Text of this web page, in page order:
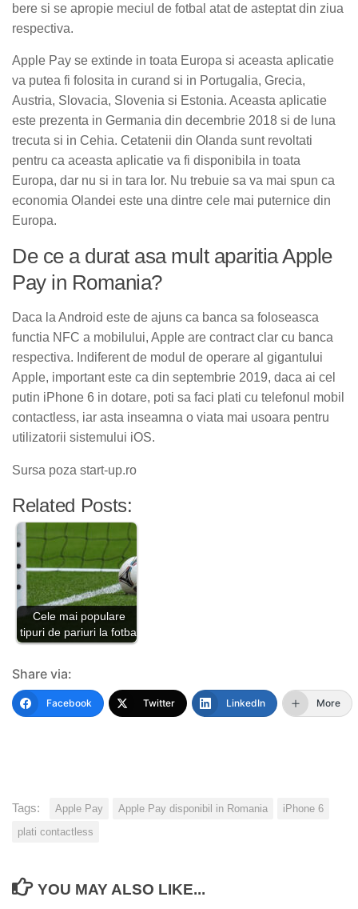
bere si se apropie meciul de fotbal atat de asteptat din ziua
respectiva.
Apple Pay se extinde in toata Europa si aceasta aplicatie
va putea fi folosita in curand si in Portugalia, Grecia,
Austria, Slovacia, Slovenia si Estonia. Aceasta aplicatie
este prezenta in Germania din decembrie 2018 si de luna
trecuta si in Cehia. Cetatenii din Olanda sunt revoltati
pentru ca aceasta aplicatie va fi disponibila in toata
Europa, dar nu si in tara lor. Nu trebuie sa va mai spun ca
economia Olandei este una dintre cele mai puternice din
Europa.
De ce a durat asa mult aparitia Apple
Pay in Romania?
Daca la Android este de ajuns ca banca sa foloseasca
functia NFC a mobilului, Apple are contract clar cu banca
respectiva. Indiferent de modul de operare al gigantului
Apple, important este ca din septembrie 2019, daca ai cel
putin iPhone 6 in dotare, poti sa faci plati cu telefonul mobil
contactless, iar asta inseamna o viata mai usoara pentru
utilizatorii sistemului iOS.
Sursa poza start-up.ro
Related Posts:
Cele mai populare
tipuri de pariuri la fotbal
Share via:
Facebook Twitter LinkedIn More
Tags: Apple Pay Apple Pay disponibil in Romania
iPhone 6
plati contactless
YOU MAY ALSO LIKE...